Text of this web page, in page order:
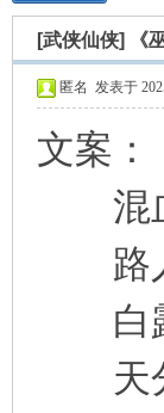
›
[武侠仙侠] 《
匿名 发表于
文案：
混血
路人
白露
天分